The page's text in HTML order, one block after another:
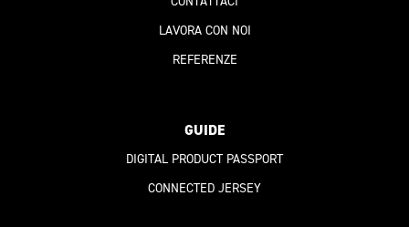
LAVORA CON NOI
REFERENZE
GUIDE
DIGITAL PRODUCT PASSPORT
CONNECTED JERSEY